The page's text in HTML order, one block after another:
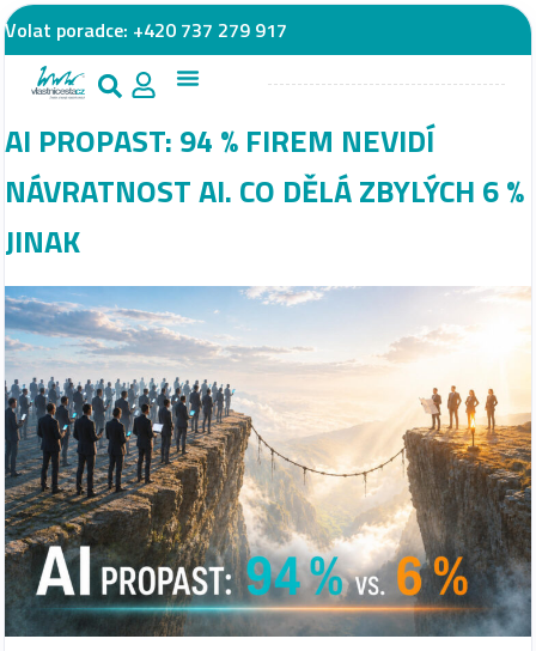
Volat poradce: +420 737 279 917
AI PROPAST: 94 % FIREM NEVIDÍ
NÁVRATNOST AI. CO DĚLÁ ZBYLÝCH 6 %
JINAK